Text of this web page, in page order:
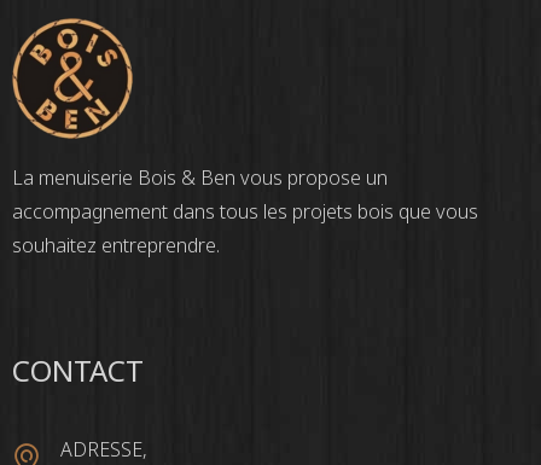
La menuiserie Bois & Ben vous propose un
accompagnement dans tous les projets bois que vous
souhaitez entreprendre.
CONTACT
ADRESSE,